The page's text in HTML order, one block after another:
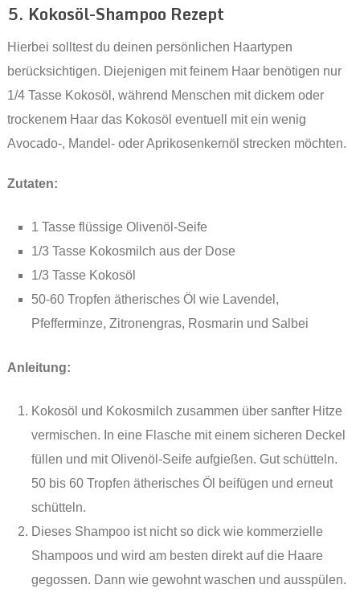
5. Kokosöl-Shampoo Rezept
Hierbei solltest du deinen persönlichen Haartypen
berücksichtigen. Diejenigen mit feinem Haar benötigen nur
1/4 Tasse Kokosöl, während Menschen mit dickem oder
trockenem Haar das Kokosöl eventuell mit ein wenig
Avocado-, Mandel- oder Aprikosenkernöl strecken möchten.
Zutaten:
1 Tasse flüssige Olivenöl-Seife
1/3 Tasse Kokosmilch aus der Dose
1/3 Tasse Kokosöl
50-60 Tropfen ätherisches Öl wie Lavendel,
Pfefferminze, Zitronengras, Rosmarin und Salbei
Anleitung:
Kokosöl und Kokosmilch zusammen über sanfter Hitze
vermischen. In eine Flasche mit einem sicheren Deckel
füllen und mit Olivenöl-Seife aufgießen. Gut schütteln.
50 bis 60 Tropfen ätherisches Öl beifügen und erneut
schütteln.
Dieses Shampoo ist nicht so dick wie kommerzielle
Shampoos und wird am besten direkt auf die Haare
gegossen. Dann wie gewohnt waschen und ausspülen.